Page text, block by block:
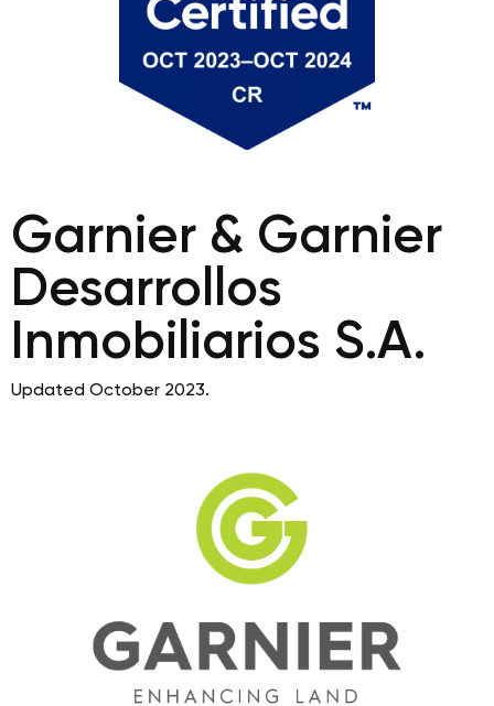
Garnier & Garnier
Desarrollos
Inmobiliarios S.A.
Updated October 2023.